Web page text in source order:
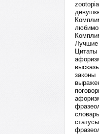
zootopia
статусы